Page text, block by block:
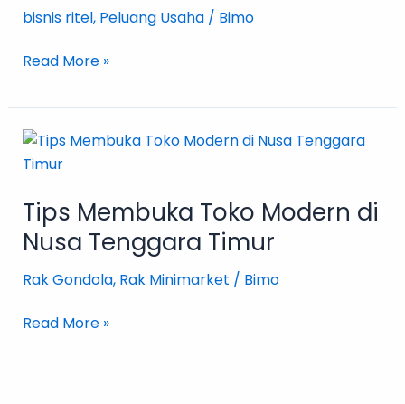
bisnis ritel, Peluang Usaha/ Bimo
Daerah
Read More »
Tips Membuka Toko Modern di
Nusa Tenggara Timur
Rak Gondola, Rak Minimarket / Bimo
Tips
Membuka
Modern
di
Nusa
Tenggara
Read More »